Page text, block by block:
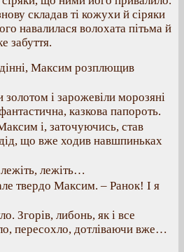
складав ті кожухи й сіряки
навалилася волохата пітьма й
забуття.
Максим розплющив
і зарожевіли морозяні
казкова папороть.
і, заточуючись, став
що вже ходив навшпиньках
лежіть…
твердо Максим. – Ранок! І я
Згорів, либонь, як і все
пересохло, дотліваючи вже…